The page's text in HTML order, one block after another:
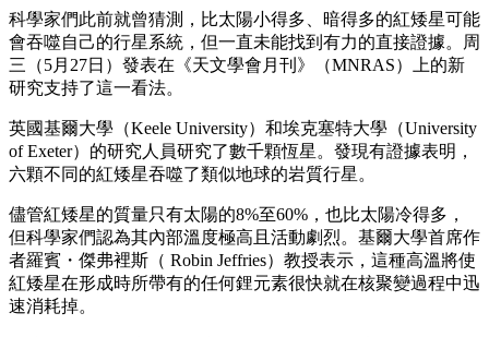
科學家們此前就曾猜測，比太陽小得多、暗得多的紅矮星可能
會吞噬自己的行星系統，但一直未能找到有力的直接證據。周
三（5月27日）發表在《天文學會月刊》（MNRAS）上的新
研究支持了這一看法。
英國基爾大學（Keele University）和埃克塞特大學（University
of Exeter）的研究人員研究了數千顆恆星。發現有證據表明，
六顆不同的紅矮星吞噬了類似地球的岩質行星。
儘管紅矮星的質量只有太陽的8%至60%，也比太陽冷得多，
但科學家們認為其內部溫度極高且活動劇烈。基爾大學首席作
者羅賓・傑弗裡斯（ Robin Jeffries）教授表示，這種高溫將使
紅矮星在形成時所帶有的任何鋰元素很快就在核聚變過程中迅
速消耗掉。